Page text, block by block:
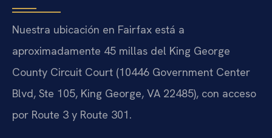
Nuestra ubicación en Fairfax está a
aproximadamente 45 millas del King George
County Circuit Court (10446 Government Center
Blvd, Ste 105, King George, VA 22485), con acceso
por Route 3 y Route 301.